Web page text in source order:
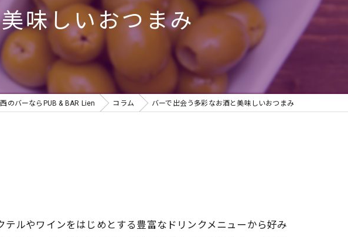
貸切
味しいおつまみ
のバーならPUB & BAR Lien コラム バーで出会う多彩なお酒と美味しいおつまみ
ルやワインをはじめとする豊富なドリンクメニューから好み